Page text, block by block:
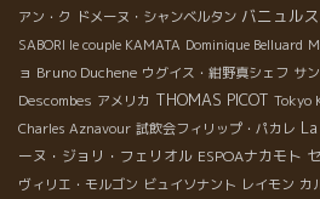
アン・ク ドメーヌ・シャンベルタン バニュルス
SABORI le couple KAMATA Dominique Belluard
ョ Bruno Duchene ウグイス・紺野真シェフ サ
Descombes アメリカ THOMAS PICOT Tokyo
Charles Aznavour 試飲会フィリップ・パカレ
ーヌ・ジョリ・フェリオル ESPOAナカモト
ヴィリエ・モルゴン ビュイソナント レイモン カ